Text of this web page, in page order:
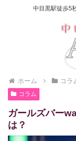
中目黒駅徒歩5
ホーム コラ
コラム
ガールズバー
は？